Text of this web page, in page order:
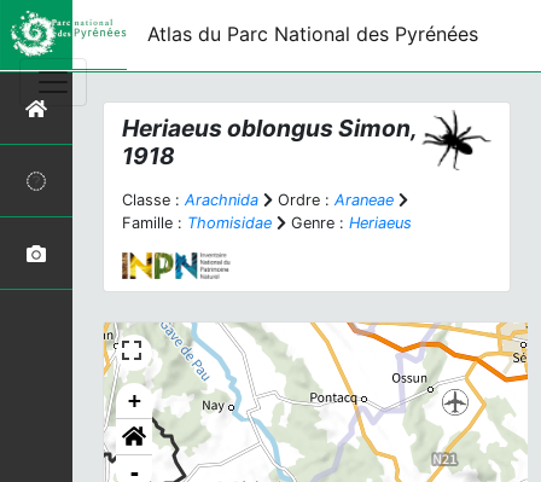
Atlas du Parc National des Pyrénées
Heriaeus oblongus Simon,
1918
Classe : Arachnida Ordre : Araneae
Famille : Thomisidae Genre : Heriaeus
+
-